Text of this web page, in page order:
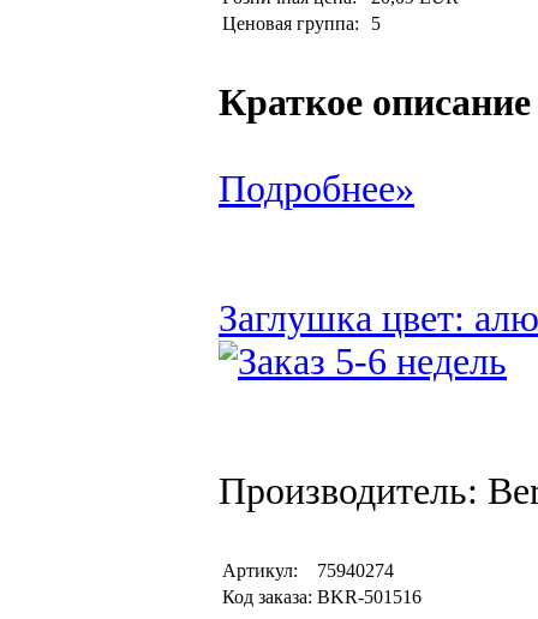
Ценовая группа:
5
Краткое описание
Подробнее»
Заглушка цвет:
Производитель:
Артикул:
75940274
Код заказа: BKR-501516